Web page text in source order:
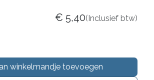
winkelmandje toevoegen
€ 5,40(Inclusief btw)